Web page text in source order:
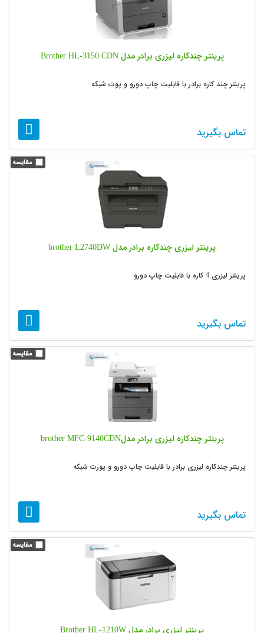
پرینتر چندکاره لیزری برادر مدل Brother HL-3150 CDN
پرینتر چند کاره برادر با قابلیت چاپ دورو و پوت شبکه
تماس بگیرید
پرینتر لیزری چندکاره برادر مدل brother L2740DW
پرینتر لیزری 4 کاره با قابلیت چاپ دورو
تماس بگیرید
پرینتر چندکاره لیزری برادر مدلbrother MFC-9140CDN
پرینتر چندکاره لیزری برادر با قابلیت چاپ دورو و پورت شبکه
تماس بگیرید
پرینتر لیزری برادر مدل Brother HL-1210W